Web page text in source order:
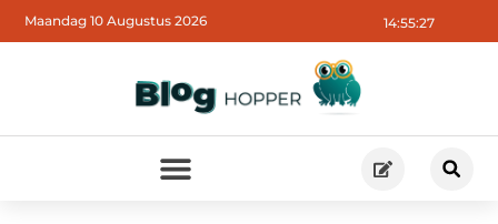
14:55:27
Maandag 10 Augustus 2026